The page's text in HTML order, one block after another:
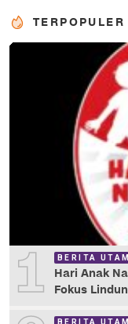
TERPOPULER
1 BERITA
Hari Anak
Fokus
BERITA